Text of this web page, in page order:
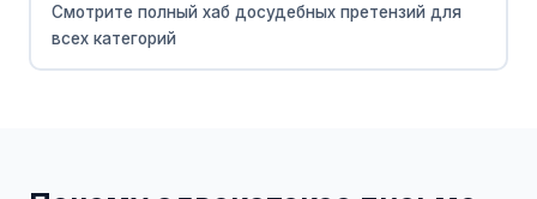
Смотрите полный хаб досудебных претензий для
всех категорий